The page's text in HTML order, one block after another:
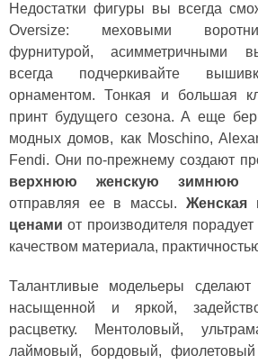
Недостатки фигуры вы всегда
Oversize: меховыми
фурнитурой, асимметричными
всегда подчеркивайте
орнаментом. Тонкая и большая
принт будущего сезона. А еще
модных домов, как Moschino,
Fendi. Они по-прежнему создают
верхнюю женскую зимнюю
отправляя ее в массы. Женская
ценами от производителя
качеством материала,
Талантливые модельеры
насыщенной и яркой,
расцветку. Ментоловый,
лаймовый, бордовый,